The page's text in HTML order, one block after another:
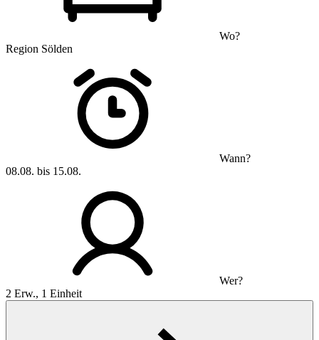
Wo?
Region Sölden
Wann?
08.08. bis 15.08.
Wer?
2 Erw., 1 Einheit